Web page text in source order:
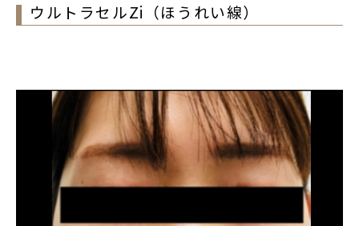
ウルトラセルZi（ほうれい線）